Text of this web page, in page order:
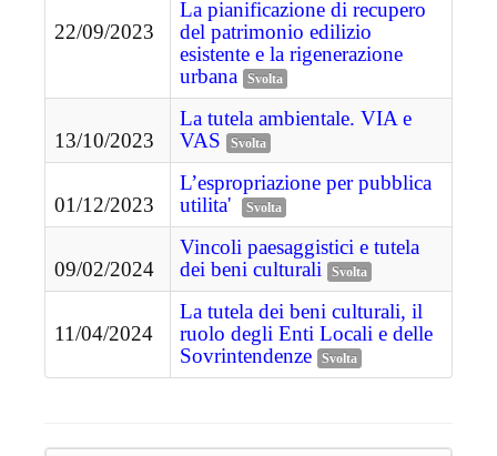
22/09/2023
La pianificazione di recupero
del patrimonio edilizio
esistente e la rigenerazione
urbana
Svolta
13/10/2023
La tutela ambientale. VIA e
VAS
Svolta
01/12/2023
L’espropriazione per pubblica
utilita'
Svolta
09/02/2024
Vincoli paesaggistici e tutela
dei beni culturali
Svolta
11/04/2024
La tutela dei beni culturali, il
ruolo degli Enti Locali e delle
Sovrintendenze
Svolta